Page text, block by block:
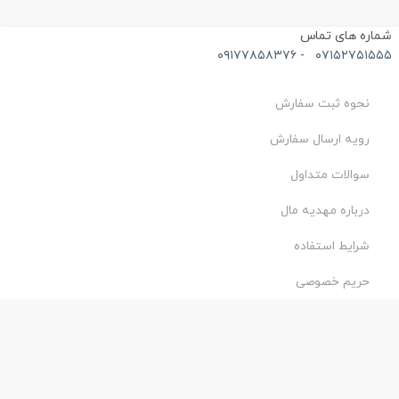
های تماس
- ۰۹۱۷۷۸۵۸۳۷۶
نحوه ثبت سفارش
رویه ارسال سفارش
سوالات متداول
درباره مهدیه مال
شرایط استفاده
حریم خصوصی